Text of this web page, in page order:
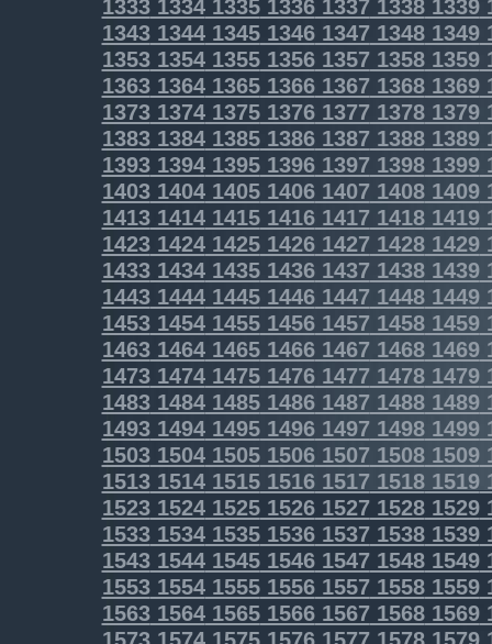
1333133413351336133713381339
1343134413451346134713481349
1353135413551356135713581359
1363136413651366136713681369
1373137413751376137713781379
1383138413851386138713881389
1393139413951396139713981399
14031404140514061407 14081409
14131414141514161417 14181419
1423142414251426142714281429
14331434143514361437 14381439
14431444144514461447 14481449
14531454145514561457 14581459
14631464146514661467 14681469
14731474147514761477 14781479
14831484148514861487 14881489
14931494149514961497 14981499
15031504150515061507 15081509
15131514151515161517 15181519
1523152415251526152715281529
1533153415351536153715381539
1543154415451546154715481549
1553155415551556155715581559
1563156415651566156715681569